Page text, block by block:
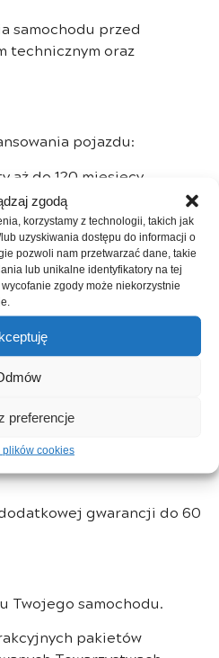
zgodą
korzystamy z technologii, takich jak
uzyskiwania dostępu do informacji o
pozwoli nam przetwarzać dane, takie
lub unikalne identyfikatory na tej
zgody może niekorzystnie
preferencje
plików cookies
samochodu przed
technicznym oraz
pojazdu:
aż do 120 miesięcy
z wpłatą nawet od 1%
najwyższe
co odróżnia nas od
przestrzeganie
nas opracowanego
zanim trafi do
gwarancji do 60
Twojego samochodu.
pakietów